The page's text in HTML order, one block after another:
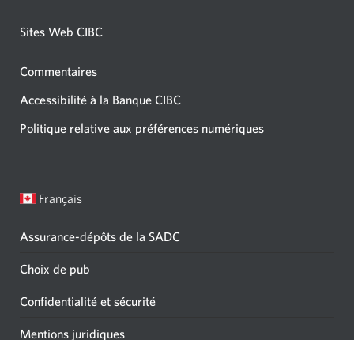
Sites Web CIBC
Commentaires
Accessibilité à la Banque CIBC
Politique relative aux préférences numériques
Français
Assurance-dépôts de la SADC
Choix de pub
Confidentialité et sécurité
Mentions juridiques